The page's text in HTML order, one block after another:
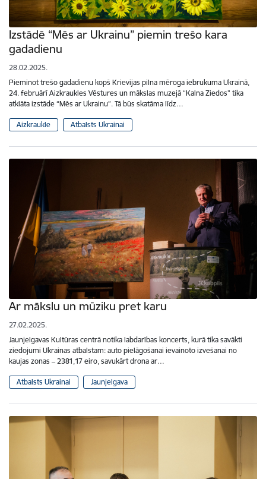
Izstādē “Mēs ar Ukrainu” piemin trešo kara
gadadienu
28.02.2025.
Pieminot trešo gadadienu kopš Krievijas pilna mēroga iebrukuma Ukrainā,
24. februārī Aizkraukles Vēstures un mākslas muzejā “Kalna Ziedos” tika
atklāta izstāde “Mēs ar Ukrainu”. Tā būs skatāma līdz…
Aizkraukle Atbalsts Ukrainai
Ar mākslu un mūziku pret karu
27.02.2025.
Jaunjelgavas Kultūras centrā notika labdarības koncerts, kurā tika savākti
ziedojumi Ukrainas atbalstam: auto pielāgošanai ievainoto izvešanai no
kaujas zonas ‒ 2381,17 eiro, savukārt drona ar…
Atbalsts Ukrainai Jaunjelgava